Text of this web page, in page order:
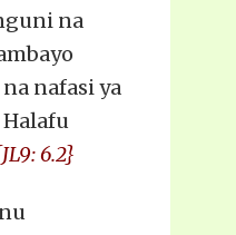
na
nafasi ya
6.2}